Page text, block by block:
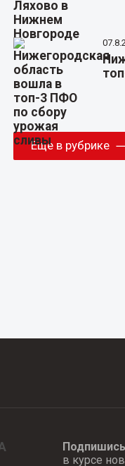
Еще в рубрике
Подпишись
в курсе